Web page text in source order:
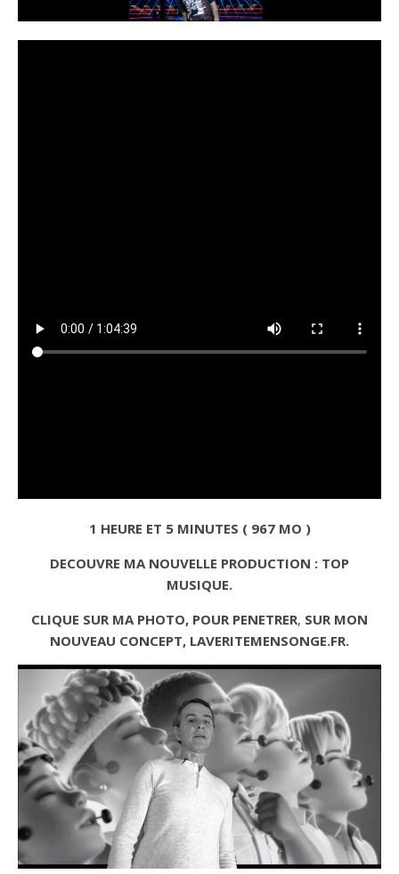
1 HEURE ET 5 MINUTES ( 967 MO )
DECOUVRE MA NOUVELLE PRODUCTION : TOP
MUSIQUE.
CLIQUE SUR MA PHOTO, POUR PENETRER, SUR MON
NOUVEAU CONCEPT, LAVERITEMENSONGE.FR.